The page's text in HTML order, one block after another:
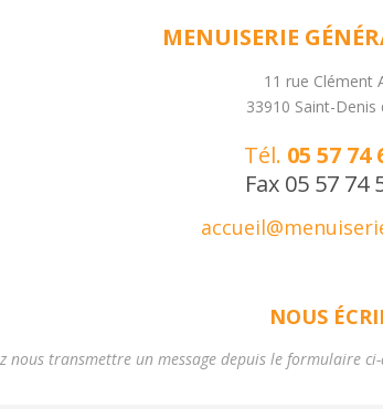
MENUISERIE
11 rue Clément
33910 Saint-Denis
Tél. 05 57 74
Fax 05 57 74
NOUS
nous transmettre un message depuis le formulaire